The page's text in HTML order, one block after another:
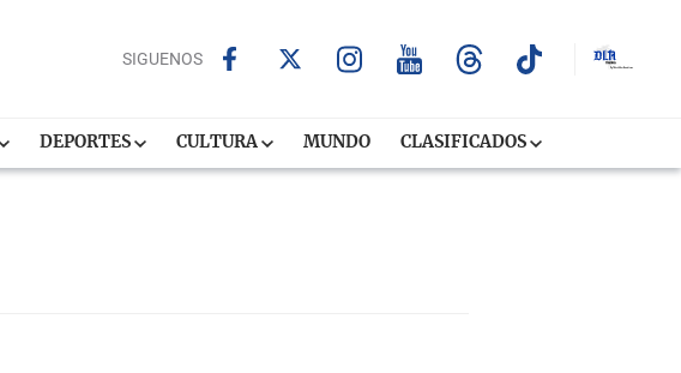
SIGUENOS
DEPORTES CULTURA MUNDO CLASIFICADOS